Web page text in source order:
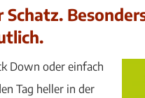
Down oder einfach
Tag heller in der